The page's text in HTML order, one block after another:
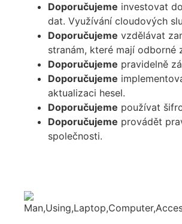
Doporučujeme investovat
dat. Využívání cloudových
Doporučujeme vzdělávat
stranám, které mají
Doporučujeme pravidelně
Doporučujeme
aktualizaci hesel.
Doporučujeme používat
Doporučujeme provádět
společnosti.